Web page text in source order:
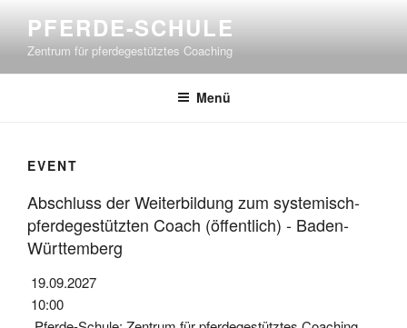
springen
PFERDE-SCHULE
Zentrum für pferdegestütztes Coaching
Menü
EVENT
Abschluss der Weiterbildung zum systemisch-
pferdegestützten Coach (öffentlich) - Baden-
Württemberg
19.09.2027
10:00